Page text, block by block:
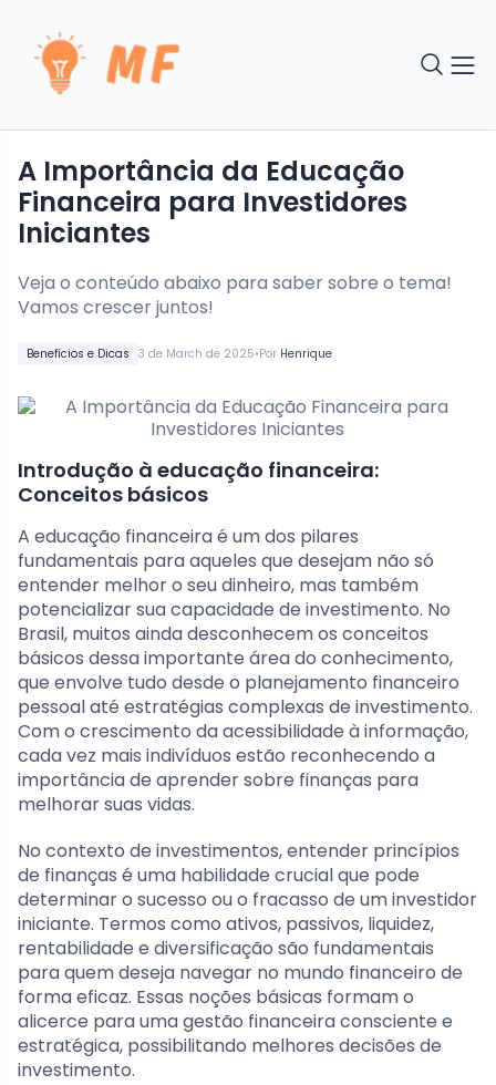
Benefícios e Dicas 3 de March de 2025•Por Henrique
A Importância da Educação
Financeira para Investidores
Iniciantes
Veja o conteúdo abaixo para saber sobre o tema!
Vamos crescer juntos!
Introdução à educação financeira:
Conceitos básicos
A educação financeira é um dos pilares
fundamentais para aqueles que desejam não só
entender melhor o seu dinheiro, mas também
potencializar sua capacidade de investimento. No
Brasil, muitos ainda desconhecem os conceitos
básicos dessa importante área do conhecimento,
que envolve tudo desde o planejamento financeiro
pessoal até estratégias complexas de investimento.
Com o crescimento da acessibilidade à informação,
cada vez mais indivíduos estão reconhecendo a
importância de aprender sobre finanças para
melhorar suas vidas.
No contexto de investimentos, entender princípios
de finanças é uma habilidade crucial que pode
determinar o sucesso ou o fracasso de um investidor
iniciante. Termos como ativos, passivos, liquidez,
rentabilidade e diversificação são fundamentais
para quem deseja navegar no mundo financeiro de
forma eficaz. Essas noções básicas formam o
alicerce para uma gestão financeira consciente e
estratégica, possibilitando melhores decisões de
investimento.